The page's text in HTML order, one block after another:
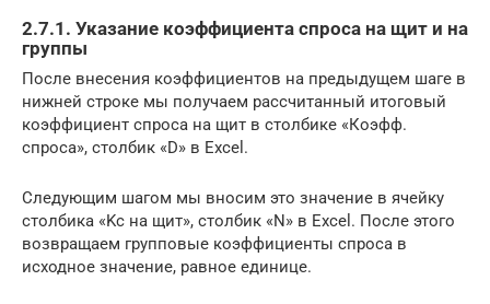
2.7.1. Указание коэффициента спроса на щит и на
группы
После внесения коэффициентов на предыдущем шаге в
нижней строке мы получаем рассчитанный итоговый
коэффициент спроса на щит в столбике «Коэфф.
спроса», столбик «D» в Excel.
Следующим шагом мы вносим это значение в ячейку
столбика «Kс на щит», столбик «N» в Excel. После этого
возвращаем групповые коэффициенты спроса в
исходное значение, равное единице.